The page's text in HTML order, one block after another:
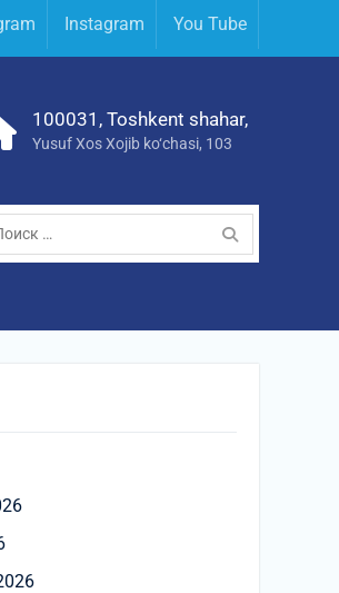
Instagram You Tube
100031, Toshkent shahar,
Yusuf Xos Xojib ko‘chasi, 103